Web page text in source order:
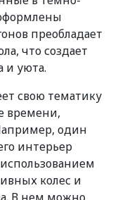
преобладает
что создает
и уюта.
свою тематику
времени,
один
интерьер
колес и